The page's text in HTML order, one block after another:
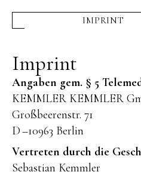
IMPRINT
Imprint
Angaben gem. § 5
KEMMLER KEMMLER
Großbeerenstr. 71
D –10963 Berlin
Vertreten durch die
Sebastian Kemmler